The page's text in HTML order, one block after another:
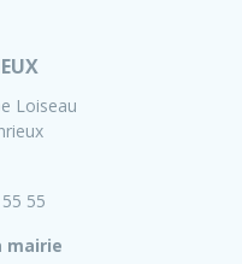
Loiseau
55
mairie